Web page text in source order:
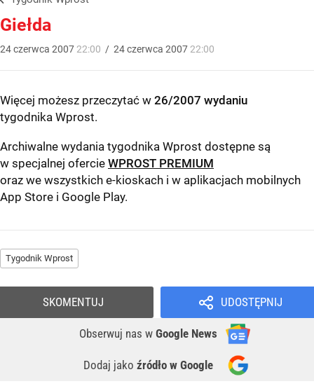
Giełda
24czerwca 2007 22:00 / 24czerwca 2007 22:00
Więcej możesz przeczytać w 26/2007 wydaniu
tygodnika Wprost.
Archiwalne wydania tygodnika Wprost dostępne są
w specjalnej ofercie WPROST PREMIUM
oraz we wszystkich e-kioskach i w aplikacjach mobilnych
App Store i Google Play.
Tygodnik Wprost
UDOSTĘPNIJ
Obserwuj nas w Google News
Dodaj jako źródło w Google
SKOMENTUJ